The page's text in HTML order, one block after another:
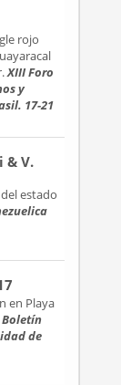
rojo
XIII Foro
y
17-21
& V.
estado
en Playa
Boletín
de